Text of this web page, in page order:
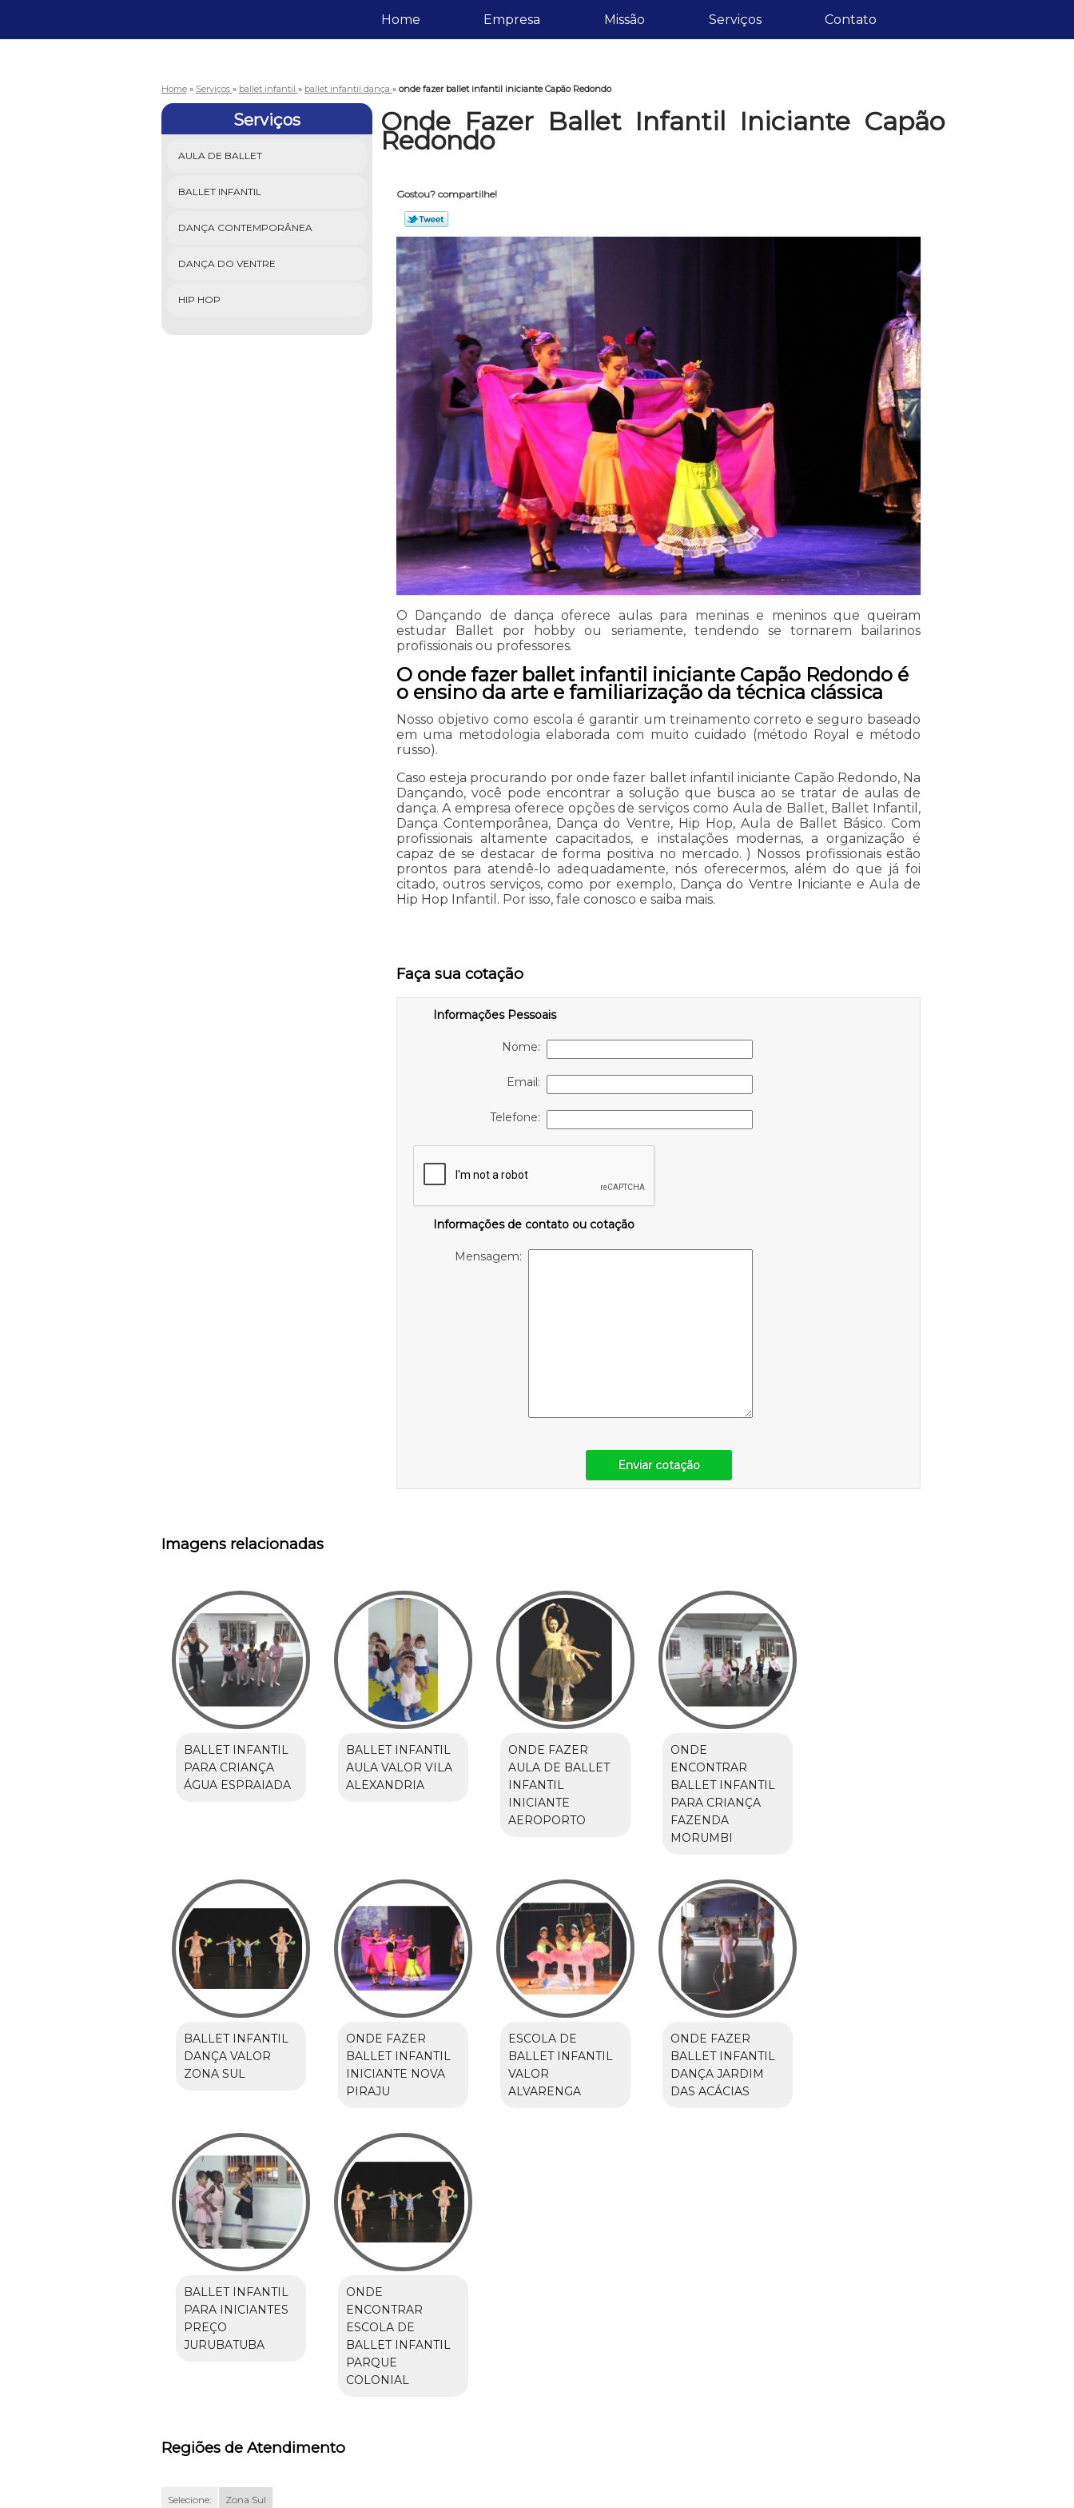
Home Empresa Missão Serviços Contato
Home » Serviços » ballet infantil » ballet infantil dança » onde fazer ballet infantil iniciante Capão Redondo
Serviços
AULA DE BALLET
BALLET INFANTIL
DANÇA CONTEMPORÂNEA
DANÇA DO VENTRE
HIP HOP
Onde Fazer Ballet Infantil Iniciante Capão
Redondo
Gostou? compartilhe!
O Dançando de dança oferece aulas para meninas e meninos que queiram
estudar Ballet por hobby ou seriamente, tendendo se tornarem bailarinos
profissionais ou professores.
O onde fazer ballet infantil iniciante Capão Redondo é
o ensino da arte e familiarização da técnica clássica
Nosso objetivo como escola é garantir um treinamento correto e seguro baseado
em uma metodologia elaborada com muito cuidado (método Royal e método
russo).
Caso esteja procurando por onde fazer ballet infantil iniciante Capão Redondo, Na
Dançando, você pode encontrar a solução que busca ao se tratar de aulas de
dança. A empresa oferece opções de serviços como Aula de Ballet, Ballet Infantil,
Dança Contemporânea, Dança do Ventre, Hip Hop, Aula de Ballet Básico. Com
profissionais altamente capacitados, e instalações modernas, a organização é
capaz de se destacar de forma positiva no mercado. ) Nossos profissionais estão
prontos para atendê-lo adequadamente, nós oferecermos, além do que já foi
citado, outros serviços, como por exemplo, Dança do Ventre Iniciante e Aula de
Hip Hop Infantil. Por isso, fale conosco e saiba mais.
Faça sua cotação
Informações Pessoais
Nome:
Email:
Telefone:
Informações de contato ou cotação
Mensagem:
Enviar cotação
Imagens relacionadas
BALLET INFANTIL
PARA CRIANÇA
ÁGUA ESPRAIADA
BALLET INFANTIL
AULA VALOR VILA
ALEXANDRIA
ONDE FAZER
AULA DE BALLET
INFANTIL
INICIANTE
AEROPORTO
ONDE
ENCONTRAR
BALLET INFANTIL
PARA CRIANÇA
FAZENDA
MORUMBI
BALLET INFANTIL
DANÇA VALOR
ZONA SUL
ONDE FAZER
BALLET INFANTIL
INICIANTE NOVA
PIRAJU
ESCOLA DE
BALLET INFANTIL
VALOR
ALVARENGA
ONDE FAZER
BALLET INFANTIL
DANÇA JARDIM
DAS ACÁCIAS
BALLET INFANTIL
PARA INICIANTES
PREÇO
JURUBATUBA
ONDE
ENCONTRAR
ESCOLA DE
BALLET INFANTIL
PARQUE
COLONIAL
Regiões de Atendimento
Selecione: Zona Sul